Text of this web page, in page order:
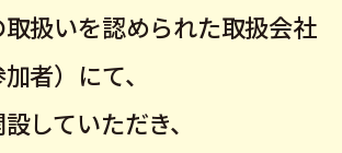
扱いを認められた取扱会社
者）にて、
していただき、